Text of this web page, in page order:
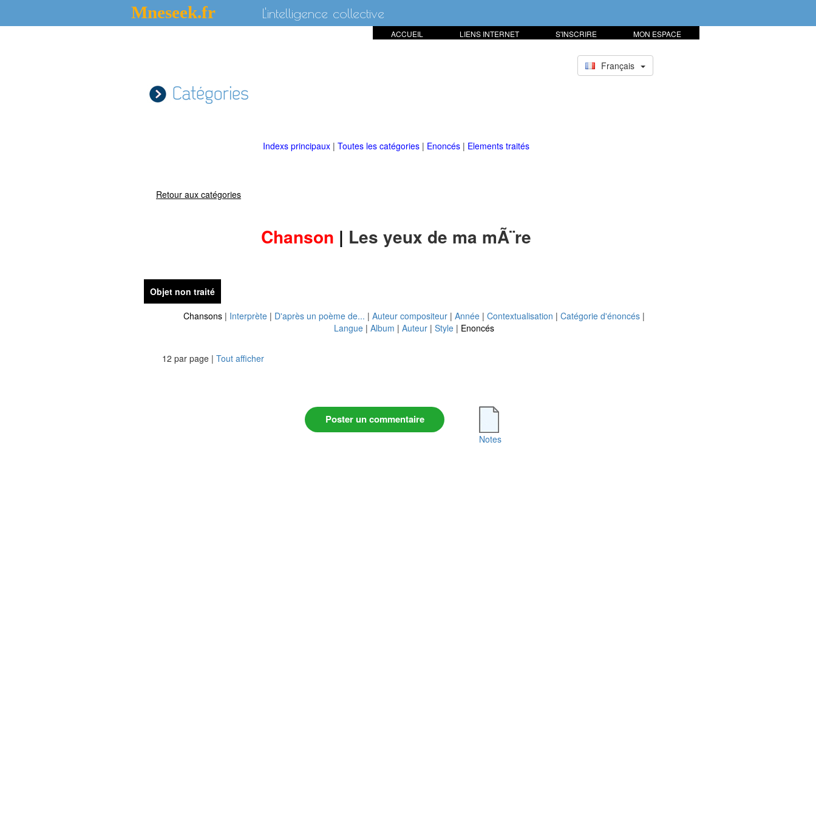
Mneseek.fr L'intelligence collective
MON ESPACE
S'INSCRIRE
LIENS INTERNET
ACCUEIL
Français
Catégories
Indexs principaux | Toutes les catégories | Enoncés | Elements traités
Retour aux catégories
Chanson | Les yeux de ma mÃ¨re
Objet non traité
Chansons | Interprète | D'après un poème de... | Auteur compositeur | Année | Contextualisation | Catégorie d'énoncés |
Langue | Album | Auteur | Style | Enoncés
12 par page | Tout afficher
Poster un commentaire
Notes